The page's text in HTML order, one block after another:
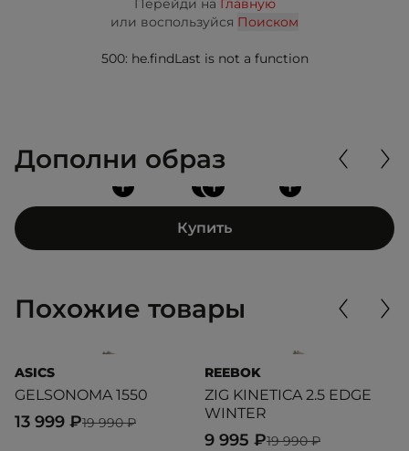
Перейди на Главную
или воспользуйся Поиском
500: he.findLast is not a function
Дополни образ
+
+
+ +
Купить
Похожие товары
ASICS
GELSONOMA 1550
19 990 ₽
13 999 ₽
REEBOK
ZIG KINETICA 2.5 EDGE
WINTER
19 990 ₽
9 995 ₽